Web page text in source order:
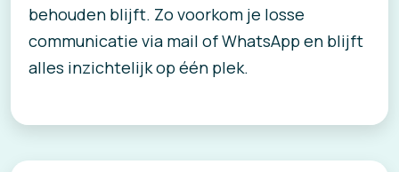
behouden blijft. Zo voorkom je losse
communicatie via mail of WhatsApp en blijft
alles inzichtelijk op één plek.